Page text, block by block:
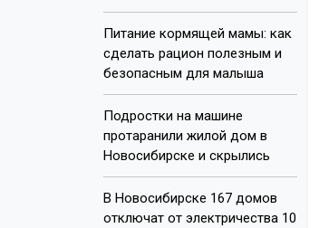
Питание кормящей мамы: как
сделать рацион полезным и
безопасным для малыша
Подростки на машине
протаранили жилой дом в
Новосибирске и скрылись
В Новосибирске 167 домов
отключат от электричества 10